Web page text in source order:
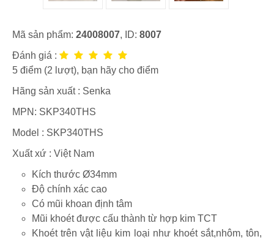
Mã sản phẩm: 24008007, ID: 8007
Đánh giá :
5 điểm (2 lượt), bạn hãy cho điểm
Hãng sản xuất : Senka
MPN: SKP340THS
Model : SKP340THS
Xuất xứ : Việt Nam
Kích thước Ø34mm
Độ chính xác cao
Có mũi khoan định tâm
Mũi khoét được cấu thành từ hợp kim TCT
Khoét trên vật liệu kim loại như khoét sắt,nhôm, tôn,